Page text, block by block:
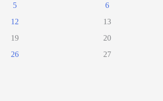
5
6
12
13
19
20
26
27